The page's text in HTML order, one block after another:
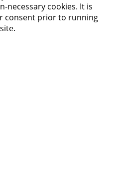
necessary cookies. It is
consent prior to running